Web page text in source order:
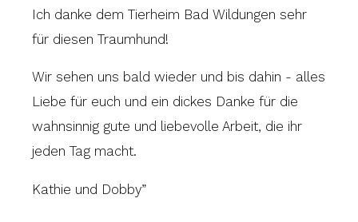
Ich danke dem Tierheim Bad Wildungen sehr
für diesen Traumhund!
Wir sehen uns bald wieder und bis dahin - alles
Liebe für euch und ein dickes Danke für die
wahnsinnig gute und liebevolle Arbeit, die ihr
jeden Tag macht.
Kathie und Dobby”